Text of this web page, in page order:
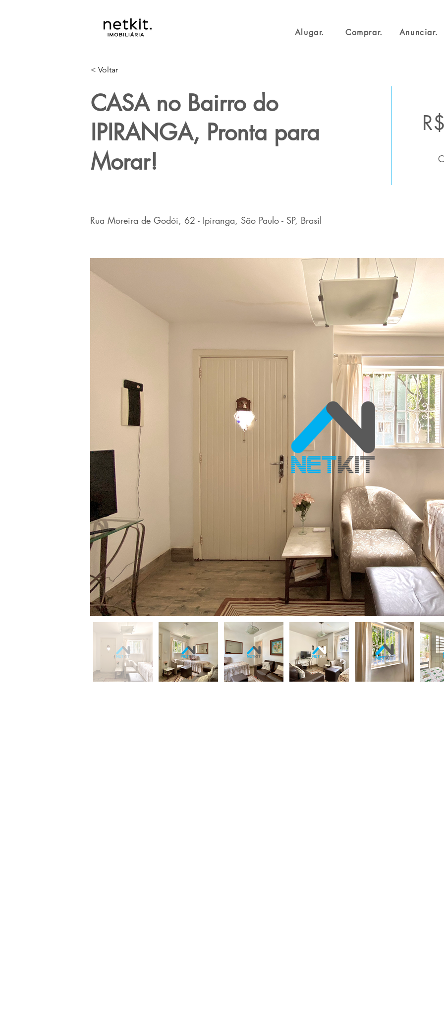
Alugar. Comprar. Anunciar.
< Voltar
CASA no Bairro do
IPIRANGA, Pronta para
Morar!
Rua Moreira de Godói, 62 - Ipiranga, São Paulo - SP, Brasil